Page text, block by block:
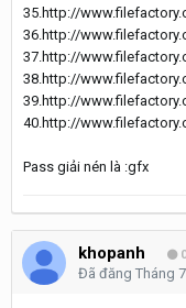
35.http://
36.http://
37.http://
38.http://
39.http://
40.http://
Pass giải nén là :gfx
khopanh 0
Đã đăng Tháng